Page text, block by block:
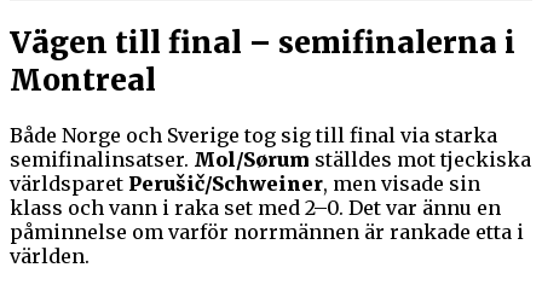
Vägen till final – semifinalerna i
Montreal
Både Norge och Sverige tog sig till final via starka
semifinalinsatser. Mol/Sørum ställdes mot tjeckiska
världsparet Perušič/Schweiner, men visade sin
klass och vann i raka set med 2–0. Det var ännu en
påminnelse om varför norrmännen är rankade etta i
världen.